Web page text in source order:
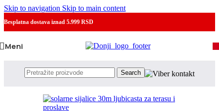
Skip to navigation Skip to main content
Besplatna dostava iznad 5.999 RSD
Meni
Search